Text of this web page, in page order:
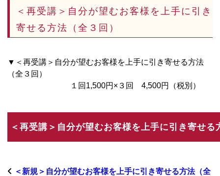
＜再受講＞自分が望むお客様を上手に引き
寄せる方法（全３回）
▼＜再受講＞自分が望むお客様を上手に引き寄せる方法
（全３回）
１回1,500円×３回 4,500円（税別）
＜新規＞自分が望むお客様を上手に引き寄せる方法（全